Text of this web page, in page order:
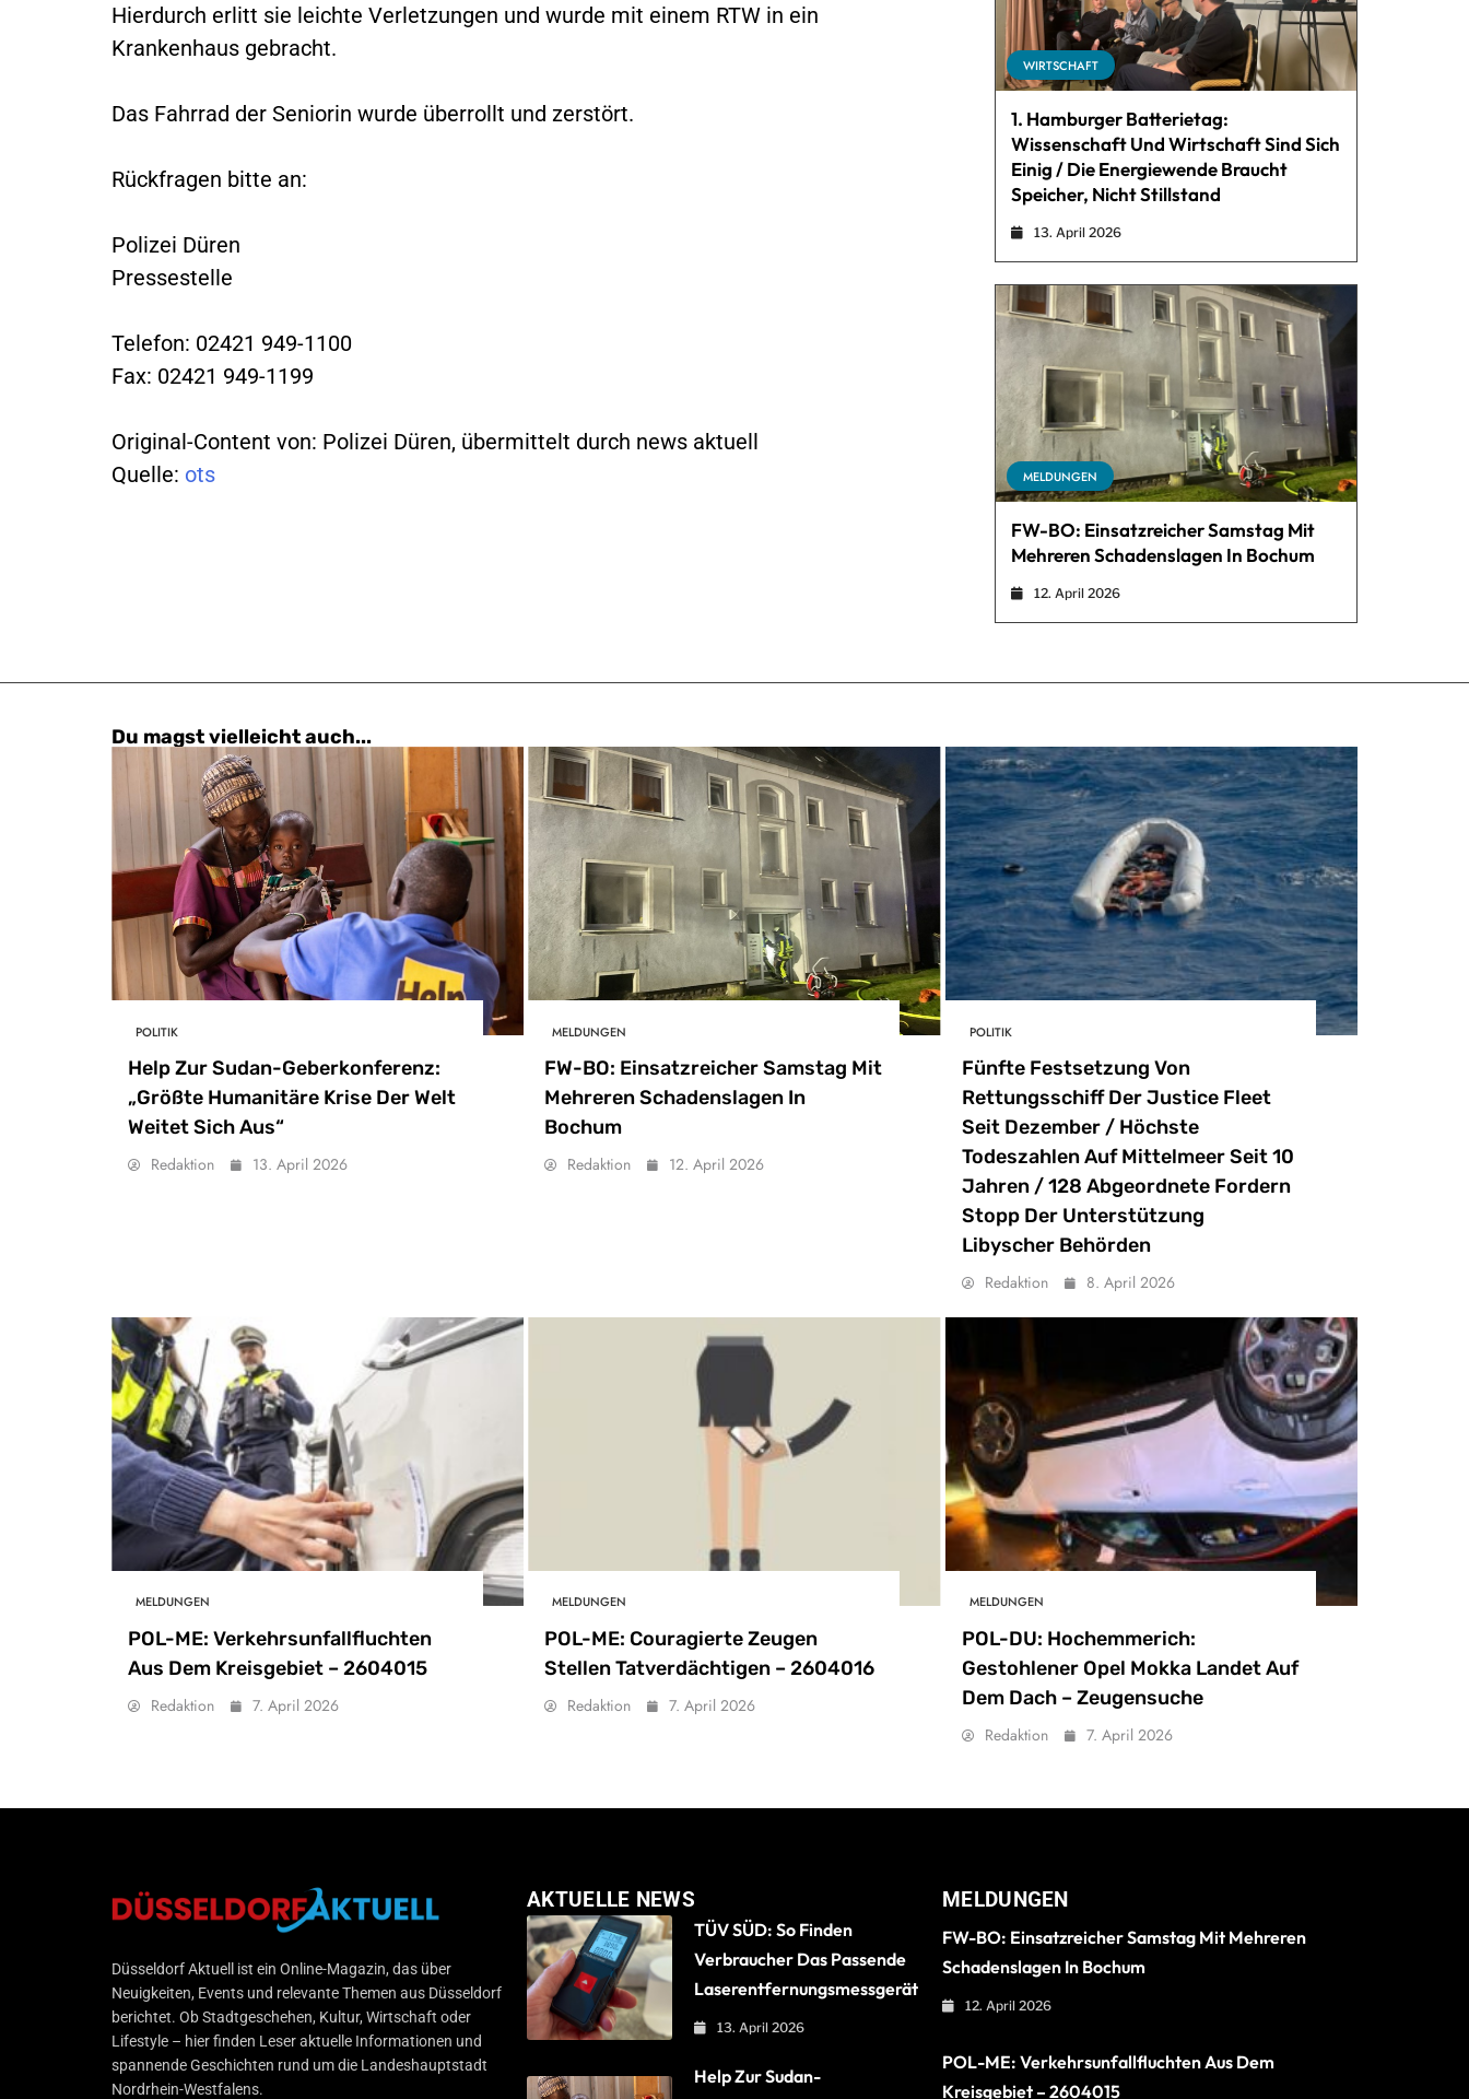
Hierdurch erlitt sie leichte Verletzungen und wurde mit einem RTW in ein
Krankenhaus gebracht.
Das Fahrrad der Seniorin wurde überrollt und zerstört.
Rückfragen bitte an:
Polizei Düren
Pressestelle
Telefon: 02421 949-1100
Fax: 02421 949-1199
Original-Content von: Polizei Düren, übermittelt durch news aktuell
Quelle: ots
WIRTSCHAFT
1. Hamburger Batterietag:
Wissenschaft Und Wirtschaft Sind Sich
Einig / Die Energiewende Braucht
Speicher, Nicht Stillstand
13. April 2026
MELDUNGEN
FW-BO: Einsatzreicher Samstag Mit
Mehreren Schadenslagen In Bochum
12. April 2026
Du magst vielleicht auch...
POLITIK
Help Zur Sudan-Geberkonferenz:
„Größte Humanitäre Krise Der Welt
Weitet Sich Aus“
Redaktion 13. April 2026
MELDUNGEN
FW-BO: Einsatzreicher Samstag Mit
Mehreren Schadenslagen In
Bochum
Redaktion 12. April 2026
POLITIK
Fünfte Festsetzung Von
Rettungsschiff Der Justice Fleet
Seit Dezember / Höchste
Todeszahlen Auf Mittelmeer Seit 10
Jahren / 128 Abgeordnete Fordern
Stopp Der Unterstützung
Libyscher Behörden
Redaktion 8. April 2026
MELDUNGEN
POL-ME: Verkehrsunfallfluchten
Aus Dem Kreisgebiet – 2604015
Redaktion 7. April 2026
MELDUNGEN
POL-ME: Couragierte Zeugen
Stellen Tatverdächtigen – 2604016
Redaktion 7. April 2026
MELDUNGEN
POL-DU: Hochemmerich:
Gestohlener Opel Mokka Landet Auf
Dem Dach – Zeugensuche
Redaktion 7. April 2026
Düsseldorf Aktuell
Düsseldorf Aktuell ist ein Online-Magazin, das über
Neuigkeiten, Events und relevante Themen aus Düsseldorf
berichtet. Ob Stadtgeschehen, Kultur, Wirtschaft oder
Lifestyle – hier finden Leser aktuelle Informationen und
spannende Geschichten rund um die Landeshauptstadt
Nordrhein-Westfalens.
AKTUELLE NEWS
TÜV SÜD: So Finden
Verbraucher Das Passende
Laserentfernungsmessgerät
13. April 2026
Help Zur Sudan-
MELDUNGEN
FW-BO: Einsatzreicher Samstag Mit Mehreren
Schadenslagen In Bochum
12. April 2026
POL-ME: Verkehrsunfallfluchten Aus Dem
Kreisgebiet – 2604015